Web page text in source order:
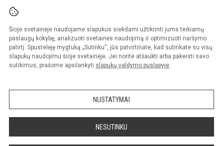
Šioje svetainėje naudojame slapukus siekdami užtikrinti jums teikiamų
paslaugų kokybę, analizuoti svetainės naudojimą ir optimizuoti naršymo
patirtį. Spustelėję mygtuką „Sutinku“, jūs patvirtinate, kad sutinkate su visų
slapukų naudojimu šioje svetainėje. Jei norite atšaukti arba pakeisti savo
sutikimus, prašome apsilankyti slapukų valdymo puslapyje.
NUSTATYMAI
NESUTINKU
© 2022. Vilniaus lopšelis darželis Naminukas. Visos teisės saugomos.
Kopijuoti turinį be raštiško darželio administracijos sutikimo griežtai draudžiama.
Prieinamumo paraiška Slapukų valdymas
Sumanus būdas atnaujinti